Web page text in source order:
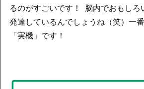
るのがすごいです！ 脳内でおもしろ
発達しているんでしょうね（笑）一
「実機」です！